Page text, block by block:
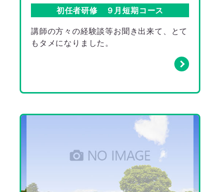
初任者研修 ９月短期コース
講師の方々の経験談等お聞き出来て、とて
もタメになりました。